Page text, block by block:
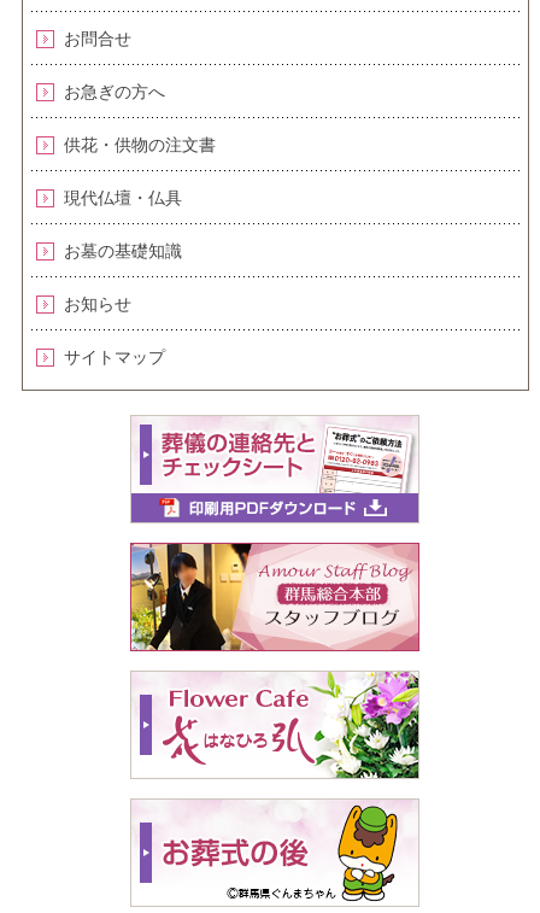
お問合せ
お急ぎの方へ
供花・供物の注文書
現代仏壇・仏具
お墓の基礎知識
お知らせ
サイトマップ